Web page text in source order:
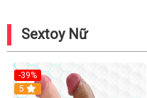
Sextoy Nữ
-39%
Hot
5